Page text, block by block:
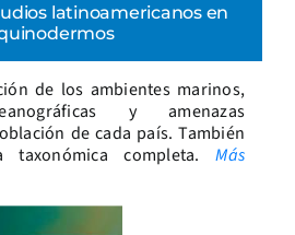
latinoamericanos en
de los ambientes marinos,
y amenazas
de cada país. También
taxonómica completa.Más